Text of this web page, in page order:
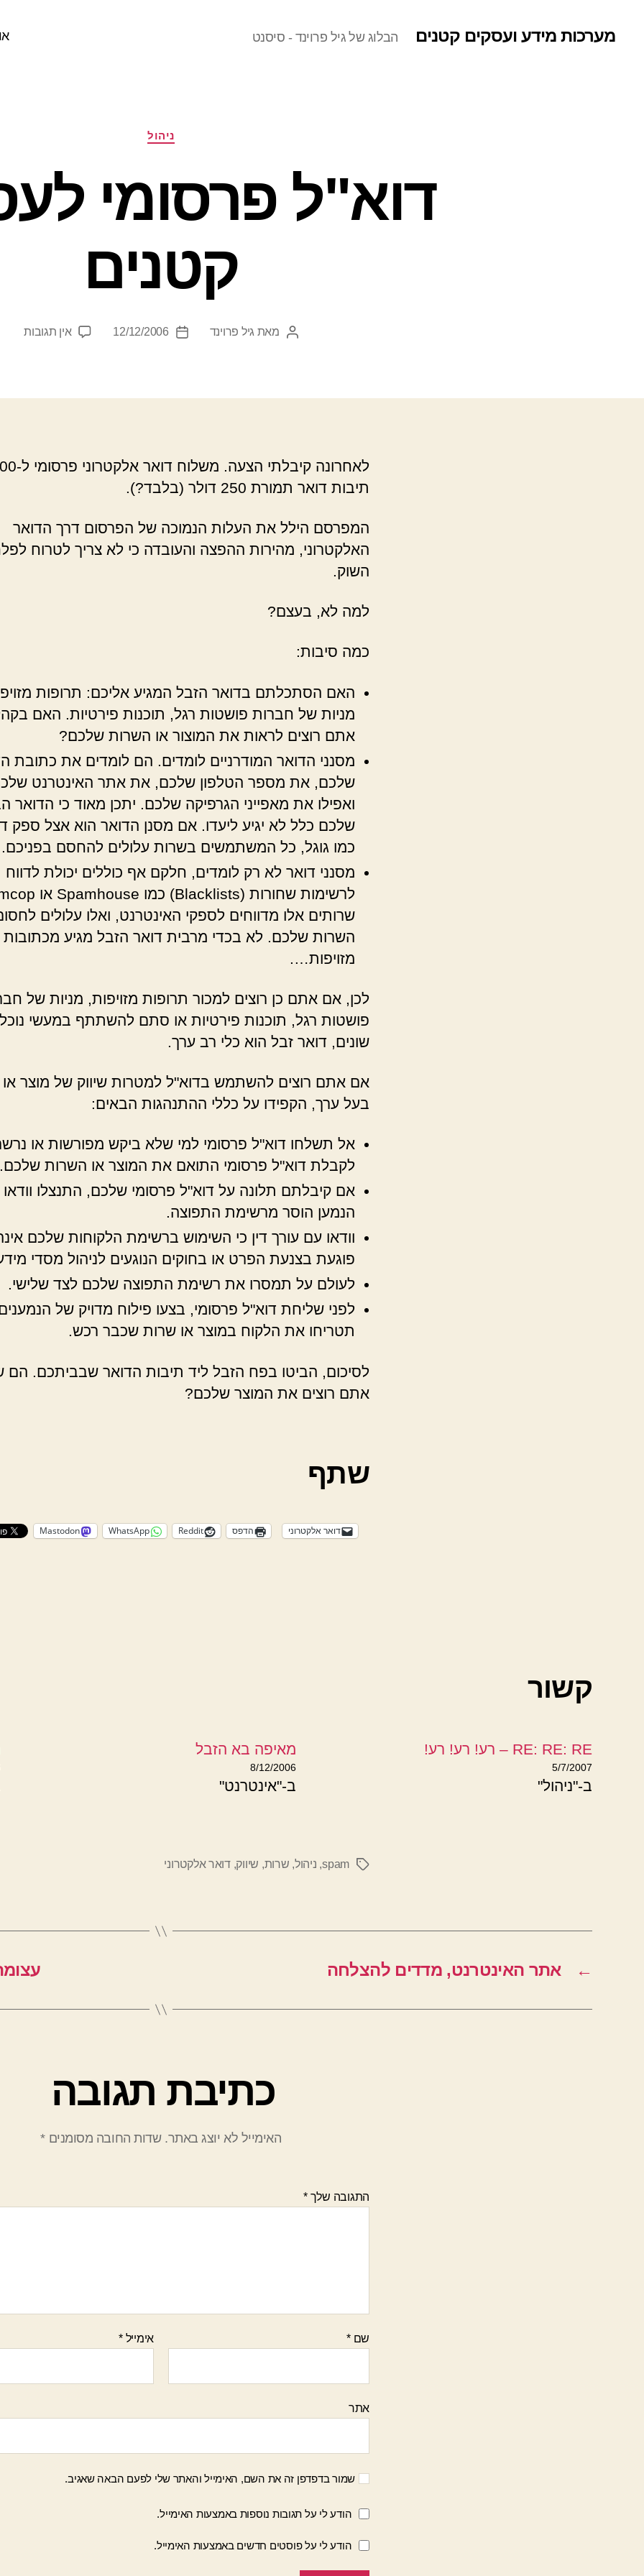
מערכות מידע ועסקים קטנים הבלוג של גיל פרוינד - סיסנט
קטגוריותניהול
דוא"ל פרסומי
קטנים
המחבר
מאת גיל פרוינד
תאריך12/12/2006 אין תגובותעל
לאחרונה קיבלתי
תיבות דואר תמורת 250 דולר (בלבד?).
המפרסם הילל את העלות הנמוכה של הפרסום דרך הדואר
האלקטרוני, מהירות ההפצה והעובדה כי לא צריך לטרוח
השוק.
למה לא, בעצם?
כמה סיבות:
האם הסתכלתם בדואר הזבל המגיע אליכם: תרופות
מניות של חברות פושטות רגל, תוכנות פירטיות. האם
אתם רוצים לראות את המוצור או השרות שלכם?
מסנני הדואר המודרניים לומדים. הם לומדים את כתובת
שלכם, את מספר הטלפון שלכם, את אתר האינטרנט
ואפילו את מאפייני הגרפיקה שלכם. יתכן מאוד כי הדואר
שלכם כלל לא יגיע ליעדו. אם מסנן הדואר הוא אצל ספק
כמו גוגל, כל המשתמשים בשרות עלולים להחסם בפניכם.
מסנני דואר לא רק לומדים, חלקם אף כוללים יכולת לדווח
שרותים אלו מדווחים לספקי האינטרנט, ואלו עלולים
השרות שלכם. לא בכדי מרבית דואר הזבל מגיע מכתובות
מזויפות….
לכן, אם אתם כן רוצים למכור תרופות מזויפות, מניות של
פושטות רגל, תוכנות פירטיות או סתם להשתתף במעשי
שונים, דואר זבל הוא כלי רב ערך.
אם אתם רוצים להשתמש בדוא"ל למטרות שיווק של מוצר
בעל ערך, הקפידו על כללי ההתנהגות הבאים:
אל תשלחו דוא"ל פרסומי למי שלא ביקש מפורשות או
לקבלת דוא"ל פרסומי התואם את המוצר או השרות שלכם.
אם קיבלתם תלונה על דוא"ל פרסומי שלכם, התנצלו וודאו
הנמען הוסר מרשימת התפוצה.
וודאו עם עורך דין כי השימוש ברשימת הלקוחות שלכם
פוגעת בצנעת הפרט או בחוקים הנוגעים לניהול מסדי
לעולם על תמסרו את רשימת התפוצה שלכם לצד שלישי.
לפני שליחת דוא"ל פרסומי, בצעו פילוח מדויק של
תטריחו את הלקוח במוצר או שרות שכבר רכש.
לסיכום, הביטו בפח הזבל ליד תיבות הדואר שבביתכם. הם
אתם רוצים את המוצר שלכם?
שתף
דואר אלקטרוני הדפס Reddit
WhatsApp
Mastodon
קשור
RE: RE: RE – רע! רע! רע!
5/7/2007
ב-"ניהול"
מאיפה בא הזבל
8/12/2006
ב-"אינטרנט"
תגיותspam
, ניהול, שרות, שיווק,דואר אלקטרוני
← אתר האינטרנט, מדדים להצלחה
כתיבת תגובה
האימייל לא יוצג באתר. שדות החובה מסומנים*
התגובה שלך*
שם* אימייל*
אתר
שמור בדפדפן זה את השם, האימייל והאתר שלי לפעם הבאה שאגיב.
הודע לי על תגובות נוספות באמצעות האימייל.
הודע לי על פוסטים חדשים באמצעות האימייל.